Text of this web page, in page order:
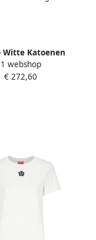
Witte Katoenen
met Kraag White
Dames
1 webshop
€ 272,60